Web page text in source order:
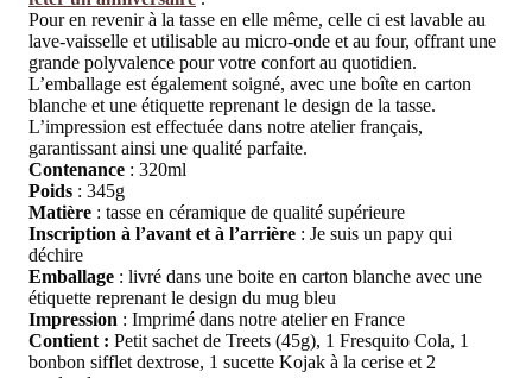
Pour en revenir à la tasse en elle même, celle ci est lavable au
lave-vaisselle et utilisable au micro-onde et au four, offrant une
grande polyvalence pour votre confort au quotidien.
L’emballage est également soigné, avec une boîte en carton
blanche et une étiquette reprenant le design de la tasse.
L’impression est effectuée dans notre atelier français,
garantissant ainsi une qualité parfaite.
Contenance : 320ml
Poids : 345g
Matière : tasse en céramique de qualité supérieure
Inscription à l’avant et à l’arrière : Je suis un papy qui
déchire
Emballage : livré dans une boite en carton blanche avec une
étiquette reprenant le design du mug bleu
Impression : Imprimé dans notre atelier en France
Contient : Petit sachet de Treets (45g), 1 Fresquito Cola, 1
bonbon sifflet dextrose, 1 sucette Kojak à la cerise et 2